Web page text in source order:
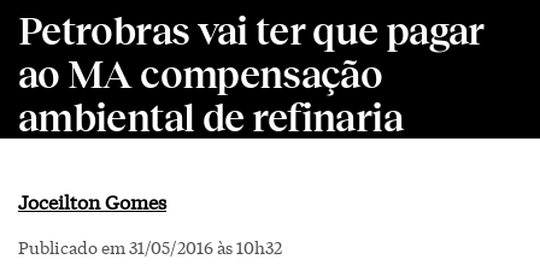
Petrobras vai ter que pagar
ao MA compensação
ambiental de refinaria
Joceilton Gomes
Publicado em 31/05/2016 às 10h32